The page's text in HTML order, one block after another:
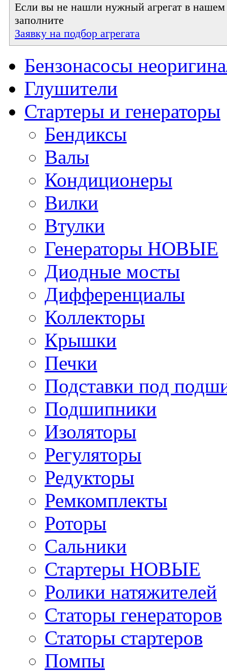
Если вы не нашли нужный агрегат в нашем
заполните
Заявку на подбор агрегата
Бензонасосы
Глушители
Стартеры и генераторы
Бендиксы
Валы
Кондиционеры
Вилки
Втулки
Генераторы НОВЫЕ
Диодные мосты
Дифференциалы
Коллекторы
Крышки
Печки
Подставки под
Подшипники
Изоляторы
Регуляторы
Редукторы
Ремкомплекты
Роторы
Сальники
Стартеры НОВЫЕ
Ролики натяжителей
Статоры генераторов
Статоры стартеров
Помпы